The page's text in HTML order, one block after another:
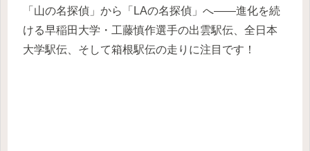
「山の名探偵」から「LAの名探偵」へ――進化を続
ける早稲田大学・工藤慎作選手の出雲駅伝、全日本
大学駅伝、そして箱根駅伝の走りに注目です！